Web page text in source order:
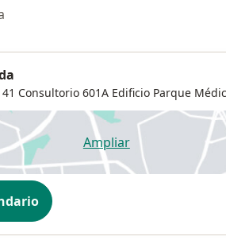
Consultorio 601A Edificio Parque
Ampliarse abre en una